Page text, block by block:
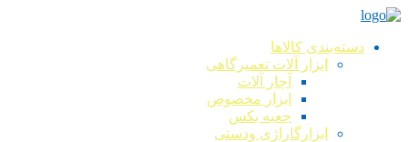
دسته‌بندی کالاها
ابزار آلات تعمیرگاهی
آچار آلات
ابزار مخصوص
جعبه بکس
ابزارگاراژی ودستی